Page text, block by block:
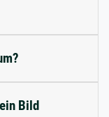
Bild